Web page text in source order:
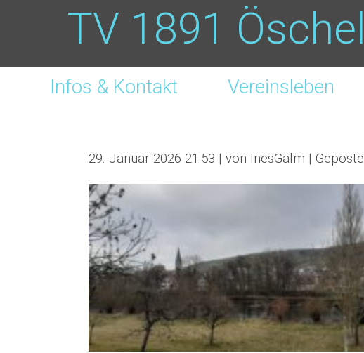
TV 1891
Infos & Kontakt Vereinsleben
29. Januar 2026 21:53 | von InesGalm |